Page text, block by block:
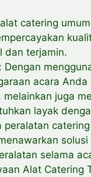
catering
dan terjamin.
Dengan
acara
juga
layak
peralatan
selama
Alat Catering